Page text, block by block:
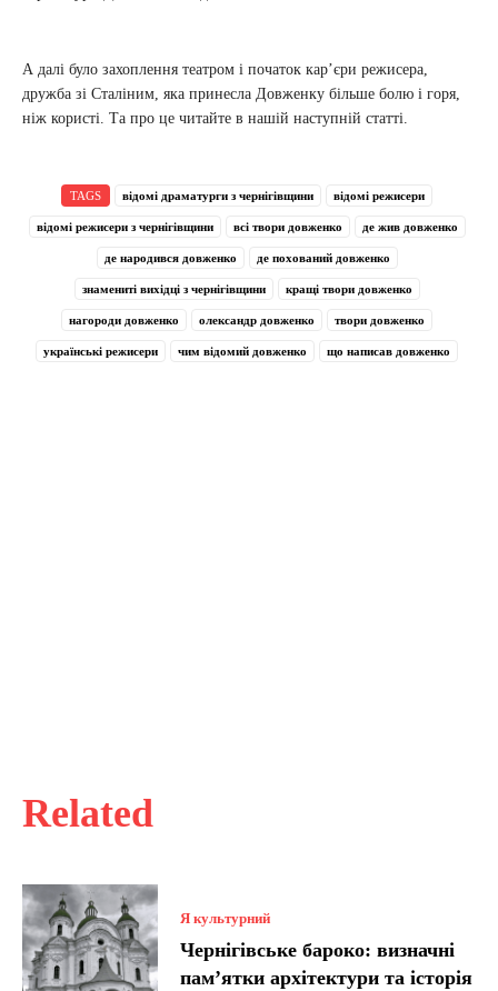
Related
Я культурний
Чернігівське бароко: визначні
пам’ятки архітектури та історія
А далі було захоплення театром і початок кар’єри режисера,
дружба зі Сталіним, яка принесла Довженку більше болю і горя,
ніж користі. Та про це читайте в нашій наступній статті.
TAGS відомі драматурги з чернігівщини відомі режисери
відомі режисери з чернігівщини всі твори довженко де жив довженко
де народився довженко де похований довженко
знамениті вихідці з чернігівщини кращі твори довженко
нагороди довженко олександр довженко твори довженко
українські режисери чим відомий довженко що написав довженко